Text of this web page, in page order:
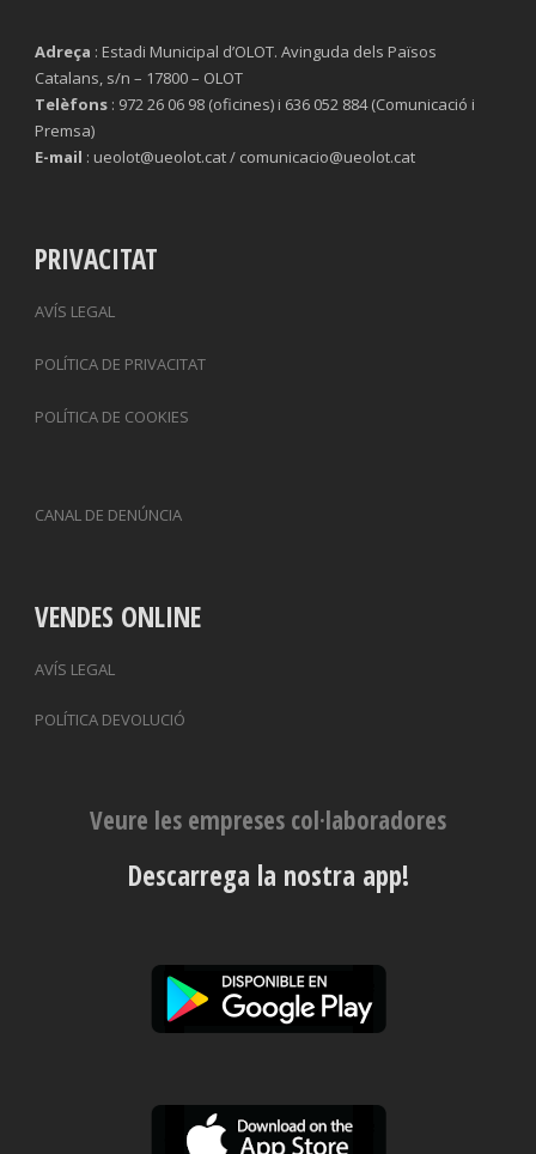
Adreça : Estadi Municipal d’OLOT. Avinguda dels Països
Catalans, s/n – 17800 – OLOT
Telèfons : 972 26 06 98 (oficines) i 636 052 884 (Comunicació i
Premsa)
E-mail : ueolot@ueolot.cat / comunicacio@ueolot.cat
PRIVACITAT
AVÍS LEGAL
POLÍTICA DE PRIVACITAT
POLÍTICA DE COOKIES
CANAL DE DENÚNCIA
VENDES ONLINE
AVÍS LEGAL
POLÍTICA DEVOLUCIÓ
Veure les empreses col·laboradores
Descarrega la nostra app!